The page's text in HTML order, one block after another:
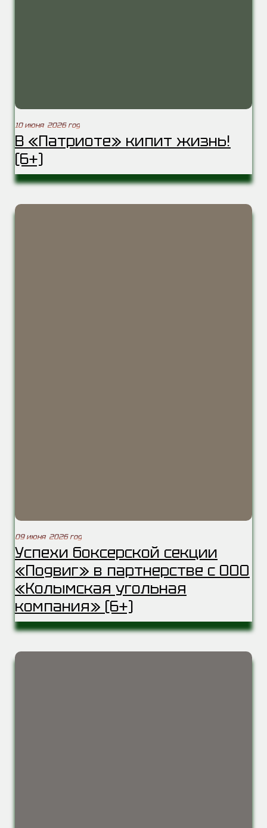
10 июня 2026 год
В «Патриоте» кипит жизнь!
(6+)
09 июня 2026 год
Успехи боксерской секции
«Подвиг» в партнерстве с ООО
«Колымская угольная
компания» (6+)